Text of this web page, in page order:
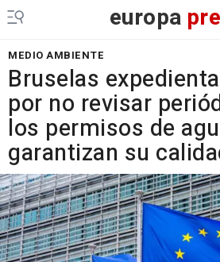
europa
MEDIO AMBIENTE
Bruselas
por no revisar
los permisos de
garantizan su